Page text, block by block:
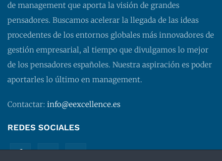
de management que aporta la visión de grandes
pensadores. Buscamos acelerar la llegada de las ideas
procedentes de los entornos globales más innovadores de
gestión empresarial, al tiempo que divulgamos lo mejor
de los pensadores españoles. Nuestra aspiración es poder
aportarles lo último en management.
Contactar: info@eexcellence.es
REDES SOCIALES